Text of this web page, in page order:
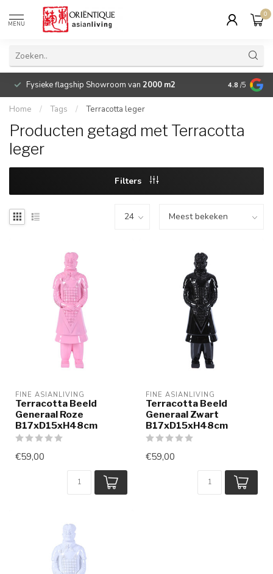
MENU
0
Fysieke flagship Showroom van 2000 m2 Betaalbare
4.8 /5
Home / Tags / Terracotta leger
Producten getagd met Terracotta
leger
Filters
FINE ASIANLIVING
Terracotta Beeld
Generaal Roze
B17xD15xH48cm
€59,00
FINE ASIANLIVING
Terracotta Beeld
Generaal Zwart
B17xD15xH48cm
€59,00